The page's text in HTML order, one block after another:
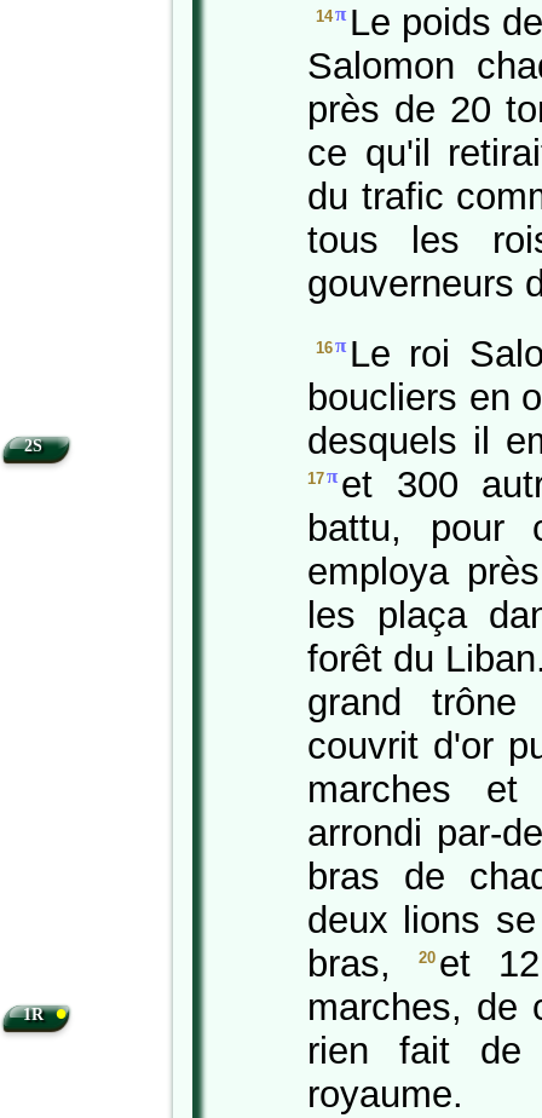
14π Le poids
Salomon
près de 20
ce qu'il
du trafic
tous les
gouverneurs
16π Le roi
boucliers en
desquels il
17π et 300
battu, pour
employa
les plaça
forêt du
grand
couvrit d'or
marches
arrondi par-
bras de
deux lions
bras,20 et
marches, de
rien fait de
royaume.
2S
1R •